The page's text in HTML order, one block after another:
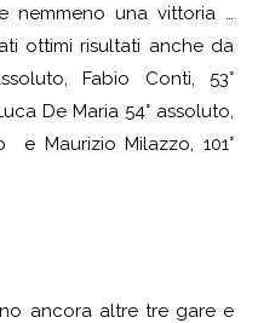
nemmeno una vittoria …
ottimi risultati anche da
Fabio Conti, 53°
De Maria 54° assoluto,
e Maurizio Milazzo, 101°
ancora altre tre gare e